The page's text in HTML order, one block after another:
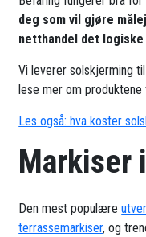
deg som vil gjøre
netthandel det
Vi leverer solskjerming
lese mer om produktene
Les også: hva koster
Markiser
Den mest populære
terrassemarkiser, og